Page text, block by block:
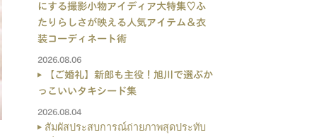
にする撮影小物アイディア大特集♡ふ
たりらしさが映える人気アイテム＆衣
装コーディネート術
2026.08.06
【ご婚礼】新郎も主役！旭川で選ぶか
っこいいタキシード集
2026.08.04
สัมผัสประสบการณ์ถ่ายภาพสุดประทับ